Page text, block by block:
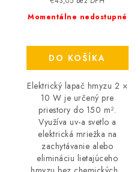
Momentálne nedostupné
DO KOŠÍKA
Elektrický lapač hmyzu 2 ×
10 W je určený pre
priestory do 150 m².
Využíva uv-a svetlo a
elektrická mriežka na
zachytávanie alebo
elimináciu lietajúceho